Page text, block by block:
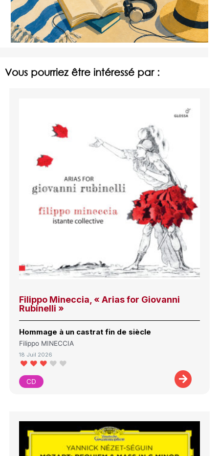
Vous pourriez être intéressé par :
Filippo Mineccia, « Arias for Giovanni
Rubinelli »
Hommage à un castrat fin de siècle
Filippo MINECCIA
18 Juil 2026
CD